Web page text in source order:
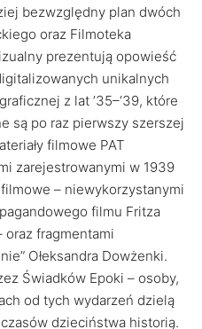
bezwzględny plan dwóch
oraz Filmoteka
prezentują opowieść
unikalnych
z lat ’35–‘39, które
są po raz pierwszy szerszej
filmowe PAT
zarejestrowanymi w 1939
– niewykorzystanymi
filmu Fritza
oraz fragmentami
Ołeksandra Dowżenki.
Świadków Epoki – osoby,
od tych wydarzeń dzielą
dzieciństwa historią.